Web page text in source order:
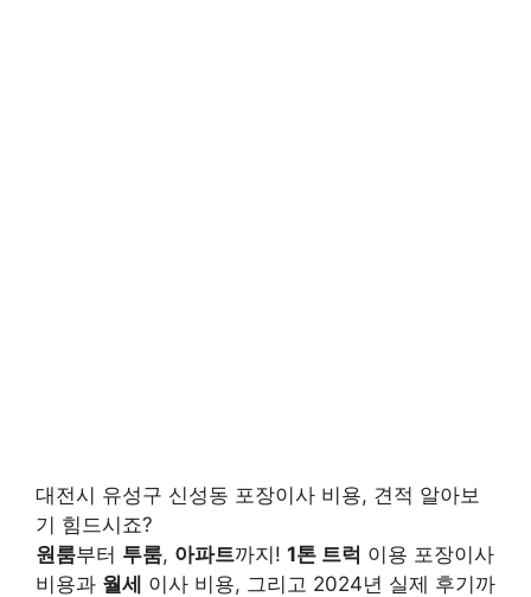
대전시 유성구 신성동 포장이사 비용, 견적 알아보
기 힘드시죠?
원룸부터 투룸, 아파트까지! 1톤 트럭 이용 포장이사
비용과 월세 이사 비용, 그리고 2024년 실제 후기까